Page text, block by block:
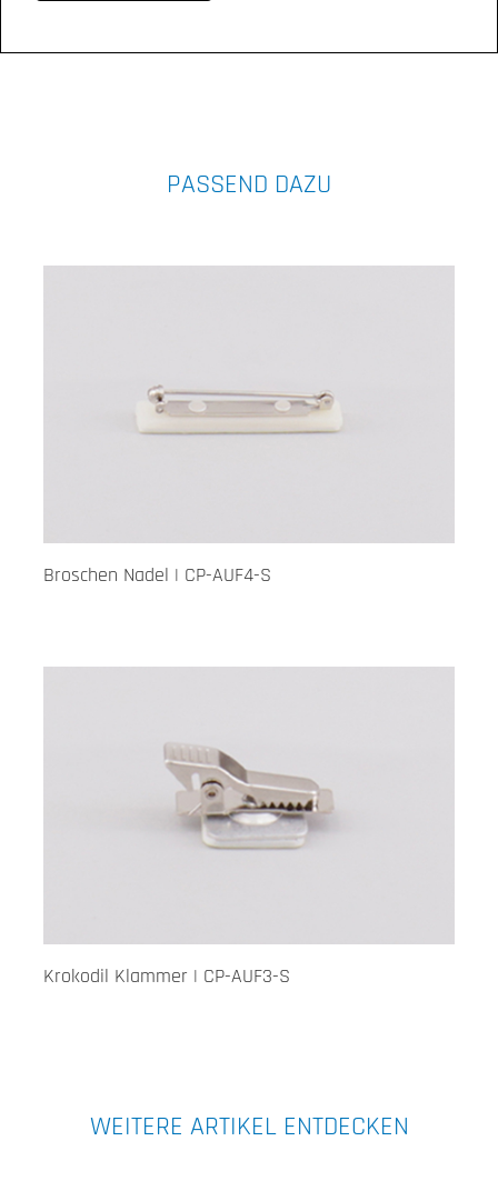
PASSEND DAZU
Broschen Nadel | CP-AUF4-S
Krokodil Klammer | CP-AUF3-S
WEITERE ARTIKEL ENTDECKEN